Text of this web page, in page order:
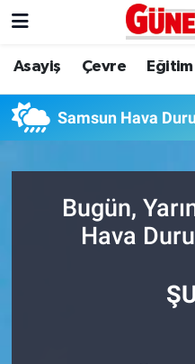
Asayiş Çevre Eğitim
Samsun Hava
Bugün,
Hava
Asayiş
Çevre
Ekonomi
İstanbul Hava Durumu
İstanbul Trafik
Tüm Manşetler